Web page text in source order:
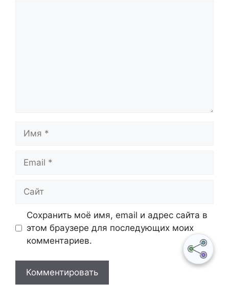
Имя
Email
Сайт
Сохранить моё имя, email и адрес сайта в
этом браузере для последующих моих
комментариев.